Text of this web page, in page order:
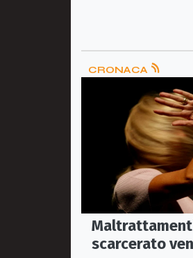
CRONACA
scarcerato